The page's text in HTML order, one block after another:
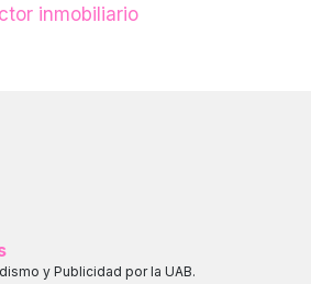
inmobiliario
y Publicidad por la UAB.